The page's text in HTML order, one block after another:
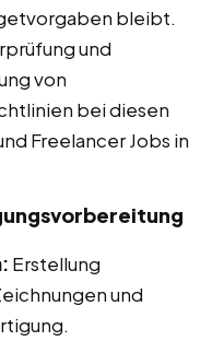
bleibt.
und
von
bei diesen
Freelancer Jobs in
Erstellung
und